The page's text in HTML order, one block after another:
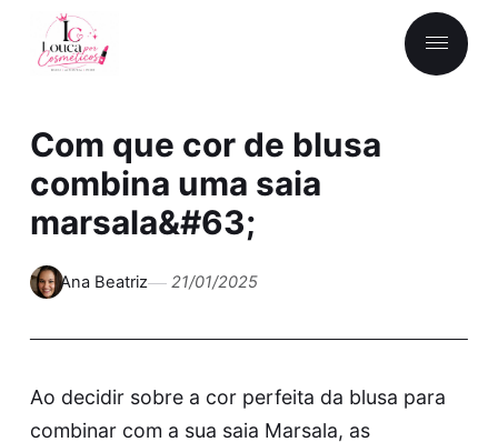
Com que cor de blusa
combina uma saia
marsala&#63;
Ana Beatriz 21/01/2025
Ao decidir sobre a cor perfeita da blusa para
combinar com a sua saia Marsala, as